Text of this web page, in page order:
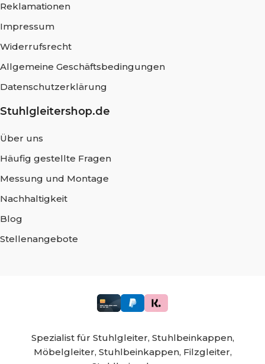
Reklamationen
Impressum
Widerrufsrecht
Allgemeine Geschäftsbedingungen
Datenschutzerklärung
Stuhlgleitershop.de
Über uns
Häufig gestellte Fragen
Messung und Montage
Nachhaltigkeit
Blog
Stellenangebote
Spezialist für Stuhlgleiter, Stuhlbeinkappen,
Möbelgleiter, Stuhlbeinkappen, Filzgleiter,